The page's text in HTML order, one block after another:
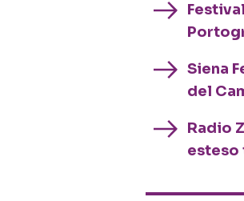
Siena
del
Radio
esteso